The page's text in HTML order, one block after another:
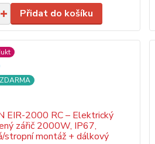
Přidat do košíku